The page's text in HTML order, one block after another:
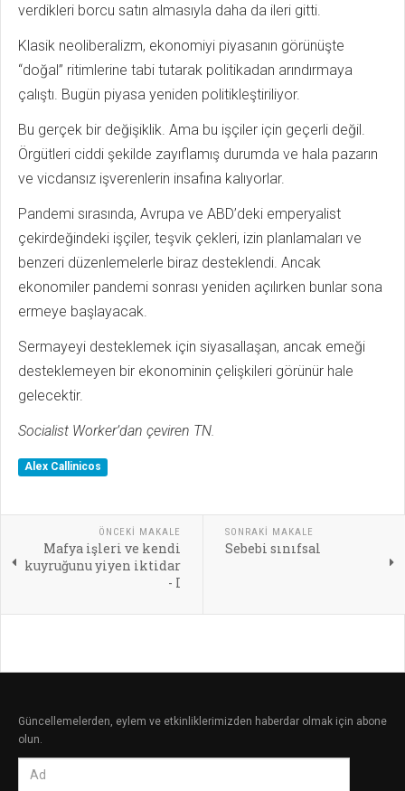
verdikleri borcu satın almasıyla daha da ileri gitti.
Klasik neoliberalizm, ekonomiyi piyasanın görünüşte
“doğal” ritimlerine tabi tutarak politikadan arındırmaya
çalıştı. Bugün piyasa yeniden politikleştiriliyor.
Bu gerçek bir değişiklik. Ama bu işçiler için geçerli değil.
Örgütleri ciddi şekilde zayıflamış durumda ve hala pazarın
ve vicdansız işverenlerin insafına kalıyorlar.
Pandemi sırasında, Avrupa ve ABD’deki emperyalist
çekirdeğindeki işçiler, teşvik çekleri, izin planlamaları ve
benzeri düzenlemelerle biraz desteklendi. Ancak
ekonomiler pandemi sonrası yeniden açılırken bunlar sona
ermeye başlayacak.
Sermayeyi desteklemek için siyasallaşan, ancak emeği
desteklemeyen bir ekonominin çelişkileri görünür hale
gelecektir.
Socialist Worker’dan çeviren TN.
Alex Callinicos
ÖNCEKI MAKALE
Mafya işleri ve kendi
kuyruğunu yiyen iktidar
- I
SONRAKI MAKALE
Sebebi sınıfsal
Güncellemelerden, eylem ve etkinliklerimizden haberdar olmak için abone
olun.